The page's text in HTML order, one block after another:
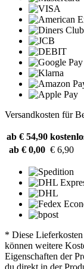
Versandkosten für
ab € 54,90
ab € 0,00 € 6,90
* Diese
können weitere
Eigenschaften der
du direkt in der